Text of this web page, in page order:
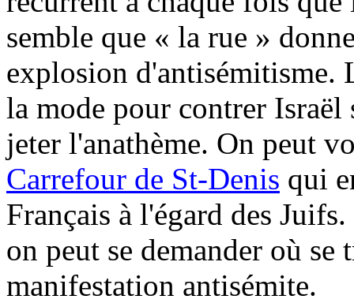
semble que « la rue »
explosion d'antisémitisme.
la mode pour contrer
jeter l'anathème. On peut
Carrefour de St-Denis qui
Français à l'égard des
on peut se demander où
manifestation antisémite.